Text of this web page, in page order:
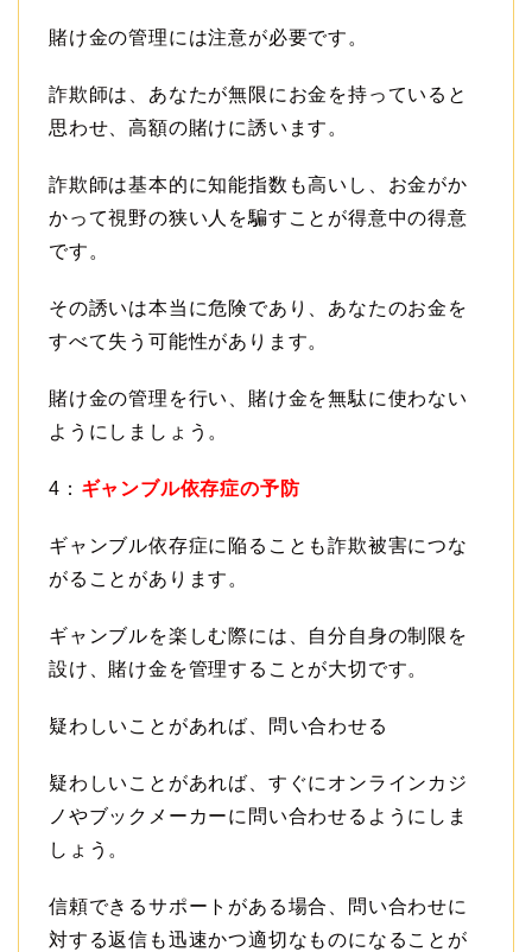
賭け金の管理には注意が必要です。
詐欺師は、あなたが無限にお金を持っていると
思わせ、高額の賭けに誘います。
詐欺師は基本的に知能指数も高いし、お金がか
かって視野の狭い人を騙すことが得意中の得意
です。
その誘いは本当に危険であり、あなたのお金を
すべて失う可能性があります。
賭け金の管理を行い、賭け金を無駄に使わない
ようにしましょう。
4： ギャンブル依存症の予防
ギャンブル依存症に陥ることも詐欺被害につな
がることがあります。
ギャンブルを楽しむ際には、自分自身の制限を
設け、賭け金を管理することが大切です。
疑わしいことがあれば、問い合わせる
疑わしいことがあれば、すぐにオンラインカジ
ノやブックメーカーに問い合わせるようにしま
しょう。
信頼できるサポートがある場合、問い合わせに
対する返信も迅速かつ適切なものになることが